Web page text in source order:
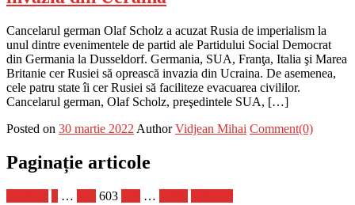
Cancelarul german Olaf Scholz a acuzat Rusia de imperialism la
unul dintre evenimentele de partid ale Partidului Social Democrat
din Germania la Dusseldorf. Germania, SUA, Franţa, Italia şi Marea
Britanie cer Rusiei să oprească invazia din Ucraina. De asemenea,
cele patru state îi cer Rusiei să faciliteze evacuarea civililor.
Cancelarul german, Olaf Scholz, preşedintele SUA, […]
Posted on 30 martie 2022 Author Vidjean Mihai Comment(0)
Paginație articole
… 603 …